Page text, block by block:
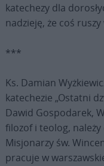
katechezy dla
nadzieję, że coś
***
Ks. Damian
katechezie „Ostatni
Dawid Gospodarek,
filozof i teolog,
Misjonarzy św.
pracuje w